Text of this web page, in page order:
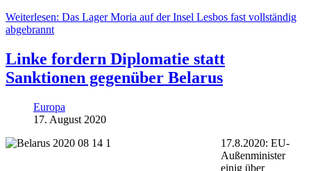
Weiterlesen: Das Lager Moria auf der Insel Lesbos fast vollständig
abgebrannt
Linke fordern Diplomatie statt
Sanktionen gegenüber Belarus
Europa
17. August 2020
17.8.2020: EU-
Außenminister
einig über